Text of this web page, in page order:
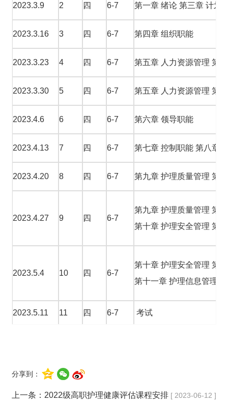
2023.3.9 2 四 6-7 第一章 绪论 第三章 计划
2023.3.16 3 四 6-7 第四章 组织职能
2023.3.23 4 四 6-7 第五章 人力资源管理 第
2023.3.30 5 四 6-7 第五章 人力资源管理 第
2023.4.6 6 四 6-7 第六章 领导职能
2023.4.13 7 四 6-7 第七章 控制职能 第八章
2023.4.20 8 四 6-7 第九章 护理质量管理 第
2023.4.27 9 四 6-7
第九章 护理质量管理 第
第十章 护理安全管理 第
2023.5.4 10 四 6-7
第十章 护理安全管理 第
第十一章 护理信息管理
2023.5.11 11 四 6-7 考试
分享到：
上一条： 2022级高职护理健康评估课程安排 [ 2023-06-12 ]